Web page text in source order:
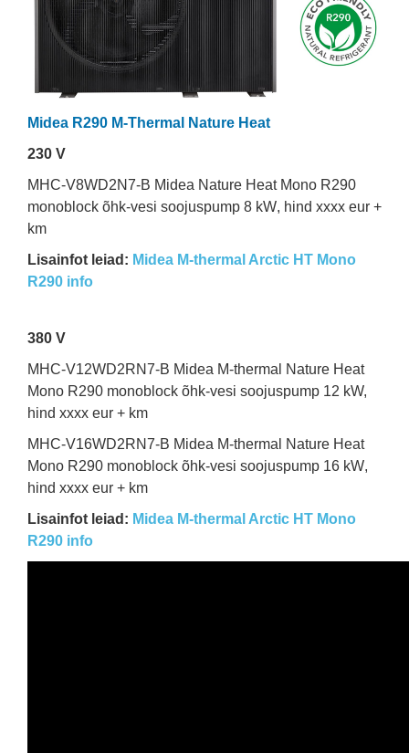
Midea R290 M-Thermal Nature Heat
230 V
MHC-V8WD2N7-B Midea Nature Heat Mono R290
monoblock õhk-vesi soojuspump 8 kW, hind xxxx eur +
km
Lisainfot leiad: Midea M-thermal Arctic HT Mono
R290 info
380 V
MHC-V12WD2RN7-B Midea M-thermal Nature Heat
Mono R290 monoblock õhk-vesi soojuspump 12 kW,
hind xxxx eur + km
MHC-V16WD2RN7-B Midea M-thermal Nature Heat
Mono R290 monoblock õhk-vesi soojuspump 16 kW,
hind xxxx eur + km
Lisainfot leiad: Midea M-thermal Arctic HT Mono
R290 info